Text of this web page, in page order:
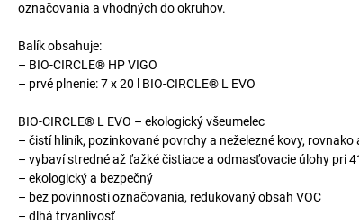
označovania a vhodných do okruhov.
Balík obsahuje:
– BIO-CIRCLE® HP VIGO
– prvé plnenie: 7 x 20 l BIO-CIRCLE® L EVO
BIO-CIRCLE® L EVO – ekologický všeumelec
– čistí hliník, pozinkované povrchy a neželezné kovy,
– vybaví stredné až ťažké čistiace a odmasťovacie úlohy pri
– ekologický a bezpečný
– bez povinnosti označovania, redukovaný obsah VOC
– dlhá trvanlivosť